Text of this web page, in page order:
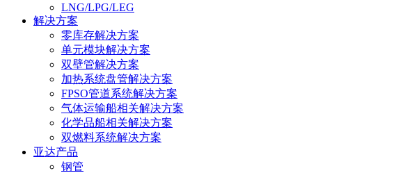
LNG/LPG/LEG
解决方案
零库存解决方案
单元模块解决方案
双壁管解决方案
加热系统盘管解决方案
FPSO管道系统解决方案
气体运输船相关解决方案
化学品船相关解决方案
双燃料系统解决方案
亚达产品
钢管